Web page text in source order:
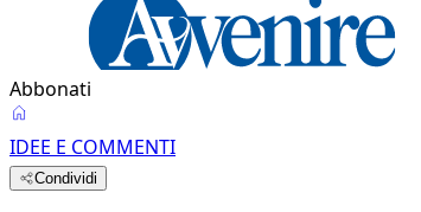
Abbonati
IDEE E COMMENTI
Condividi